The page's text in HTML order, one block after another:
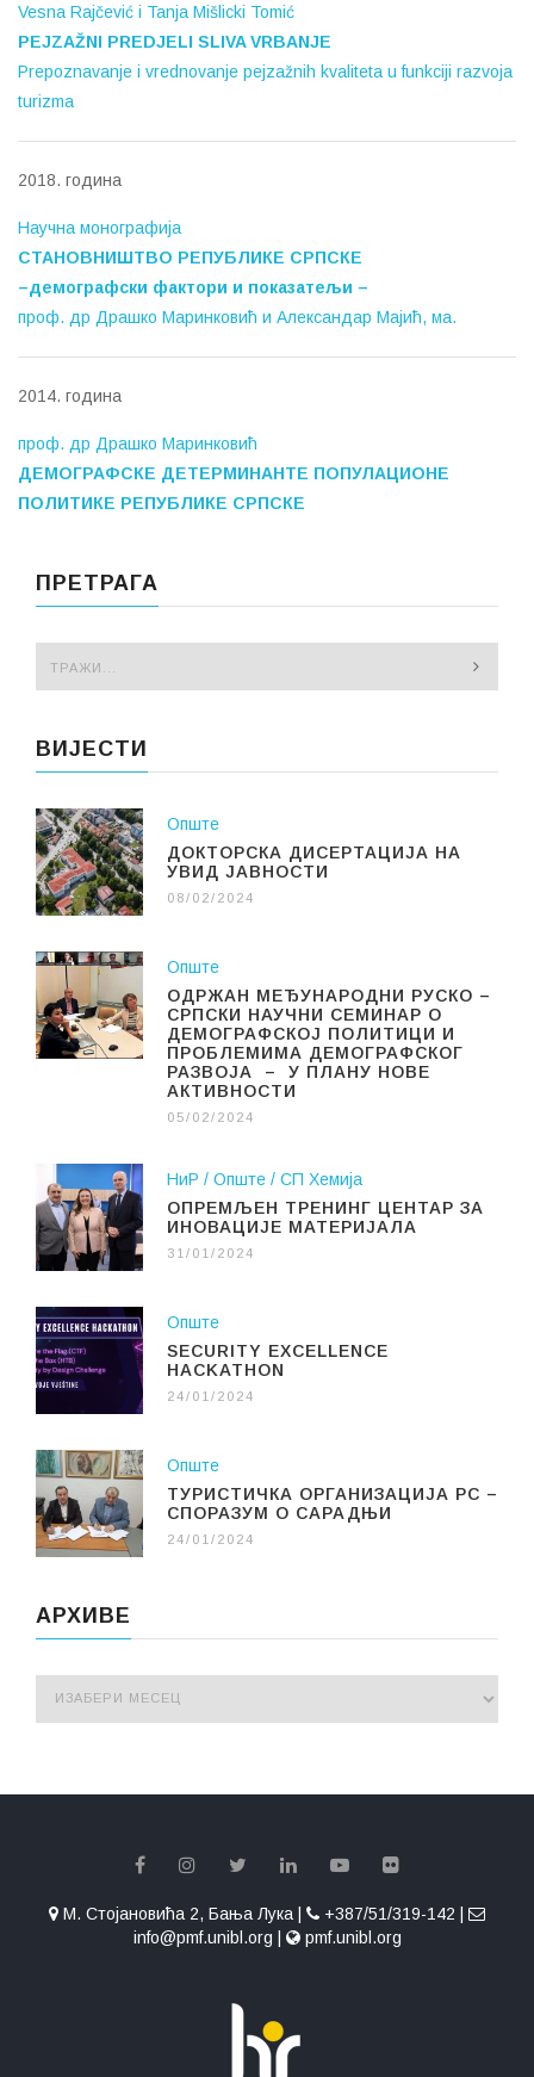
Vesna Rajčević i Tanja Mišlicki Tomić
PEJZAŽNI PREDJELI SLIVA VRBANJE
Prepoznavanje i vrednovanje pejzažnih kvaliteta u funkciji razvoja
turizma
2018. година
Научна монографија
СТАНОВНИШТВО РЕПУБЛИКЕ СРПСКЕ
–демографски фактори и показатељи –
проф. др Драшко Маринковић и Александар Мајић, ма.
2014. година
проф. др Драшко Маринковић
ДЕМОГРАФСКЕ ДЕТЕРМИНАНТЕ ПОПУЛАЦИОНЕ
ПОЛИТИКЕ РЕПУБЛИКЕ СРПСКЕ
ПРЕТРАГА
ВИЈЕСТИ
Опште
ДОКТОРСКА ДИСЕРТАЦИЈА НА
УВИД ЈАВНОСТИ
08/02/2024
Опште
ОДРЖАН МЕЂУНАРОДНИ РУСКО –
СРПСКИ НАУЧНИ СЕМИНАР О
ДЕМОГРАФСКОЈ ПОЛИТИЦИ И
ПРОБЛЕМИМА ДЕМОГРАФСКОГ
РАЗВОЈА – У ПЛАНУ НОВЕ
АКТИВНОСТИ
05/02/2024
НиР Опште
СП Хемија
ОПРЕМЉЕН ТРЕНИНГ ЦЕНТАР ЗА
ИНОВАЦИЈЕ МАТЕРИЈАЛА
31/01/2024
Опште
SECURITY EXCELLENCE
HACKATHON
24/01/2024
Опште
ТУРИСТИЧКА ОРГАНИЗАЦИЈА РС –
СПОРАЗУМ О САРАДЊИ
24/01/2024
АРХИВЕ
М. Стојановића 2, Бања Лука |
+387/51/319-142 |
info@pmf.unibl.org |
pmf.unibl.org